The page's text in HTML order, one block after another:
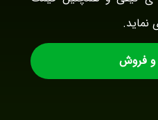
نماید.
و فروش